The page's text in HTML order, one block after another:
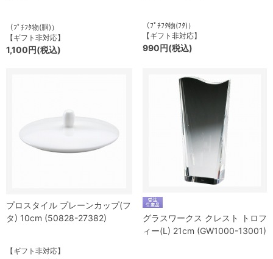
（ﾌﾟﾁﾌﾀ物(胴)）
【ギフト非対応】
1,100円(税込)
（ﾌﾟﾁﾌﾀ物(ﾌﾀ)）
【ギフト非対応】
990円(税込)
プロスタイル プレーンカップ(フ
タ) 10cm (50828-27382)
【ギフト非対応】
グラスワークス クレスト トロフ
ィー(L) 21cm (GW1000-13001)